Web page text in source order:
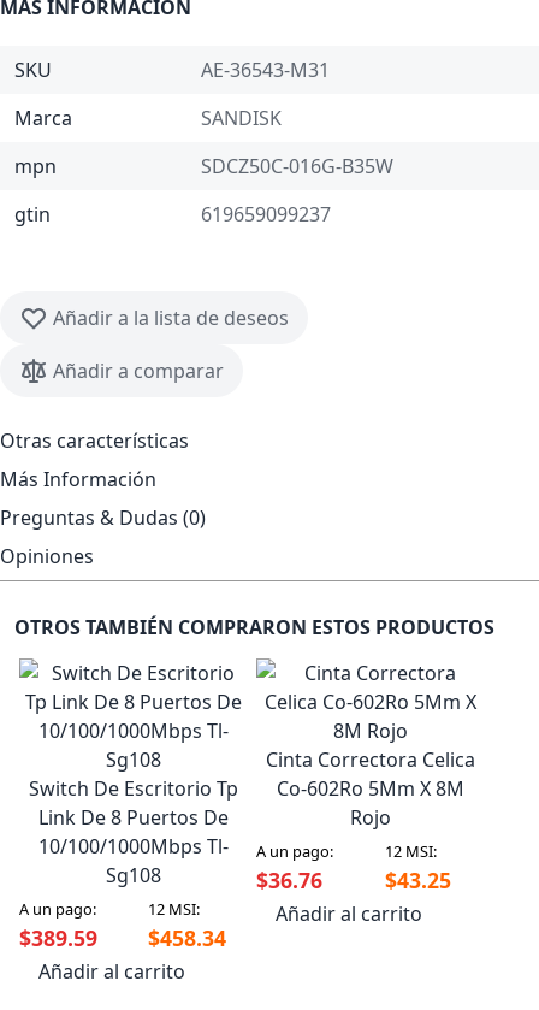
MÁS INFORMACIÓN
SKU
AE-36543-M31
Marca
SANDISK
mpn
SDCZ50C-016G-B35W
gtin
619659099237
Añadir a la lista de deseos
Añadir a comparar
Otras características
Más Información
Preguntas & Dudas (0)
Opiniones
OTROS TAMBIÉN COMPRARON ESTOS PRODUCTOS
Switch De Escritorio Tp
Link De 8 Puertos De
10/100/1000Mbps Tl-
Sg108
A un pago: 12 MSI:
$389.59 $458.34
Añadir al carrito
Cinta Correctora Celica
Co-602Ro 5Mm X 8M
Rojo
A un pago: 12 MSI:
$36.76 $43.25
Añadir al carrito